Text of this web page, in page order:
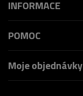
INFORMACE
POMOC
Moje objednávky